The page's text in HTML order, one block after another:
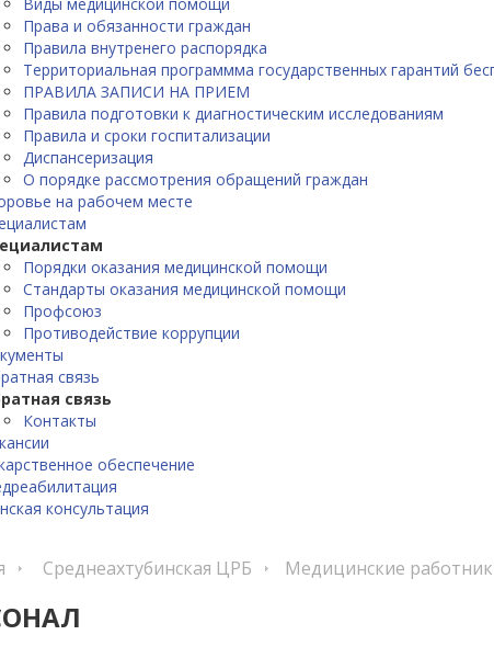
Права и обязанности граждан
Правила внутренего распорядка
Территориальная программма государственных гарантий
ПРАВИЛА ЗАПИСИ НА ПРИЕМ
Правила подготовки к диагностическим исследованиям
Правила и сроки госпитализации
Диспансеризация
О порядке рассмотрения обращений граждан
на рабочем месте
Порядки оказания медицинской помощи
Стандарты оказания медицинской помощи
Профсоюз
Противодействие коррупции
связь
связь
Контакты
обеспечение
консультация
Среднеахтубинская ЦРБ Медицинские